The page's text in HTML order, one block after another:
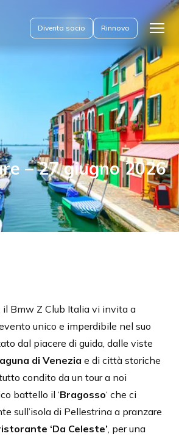
Apri
menu
Diventa socio Rinnovo
– 27 giugno 2026
il Bmw Z Club Italia vi invita a
unico e imperdibile nel suo
dal piacere di guida, dalle viste
di Venezia e di città storiche
condito da un tour a noi
battello il ‘Bragosso‘ che ci
sull’isola di Pellestrina a pranzare
‘Da Celeste’, per una